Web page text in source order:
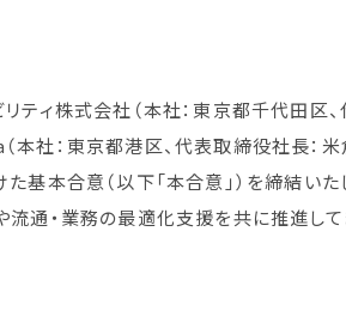
ティ株式会社（本社：東京都千代田区、
本社：東京都港区、代表取締役社長：
基本合意（以下「本合意」）を締結い
通・業務の最適化支援を共に推進して